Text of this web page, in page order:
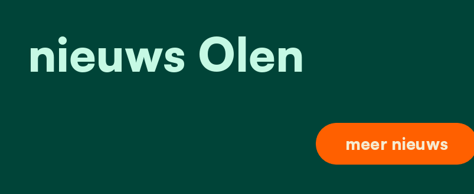
nieuws Olen
meer nieuws